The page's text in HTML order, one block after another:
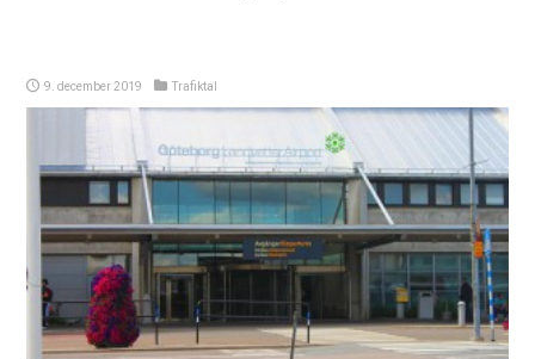
9. december 2019 Trafiktal